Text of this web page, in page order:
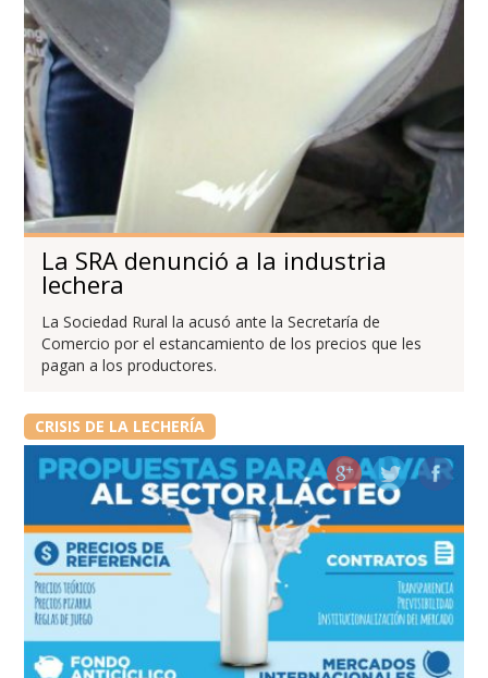
La SRA denunció a la industria
lechera
La Sociedad Rural la acusó ante la Secretaría de
Comercio por el estancamiento de los precios que les
pagan a los productores.
CRISIS DE LA LECHERÍA